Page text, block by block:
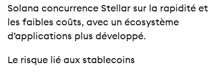
Solana concurrence Stellar sur la rapidité et
les faibles coûts, avec un écosystème
d’applications plus développé.
Le risque lié aux stablecoins